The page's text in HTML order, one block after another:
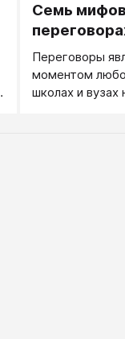
Семь
Переговоры
моментом
школах и вузах